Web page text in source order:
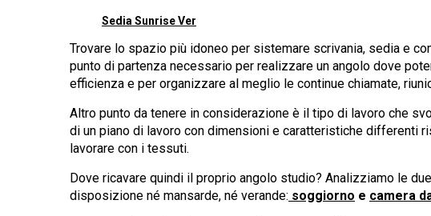
Sedia Sunrise Ver
Trovare lo spazio più idoneo per sistemare scrivania, sedia e
punto di partenza necessario per realizzare un angolo dove
efficienza e per organizzare al meglio le continue chiamate,
Altro punto da tenere in considerazione è il tipo di lavoro che
di un piano di lavoro con dimensioni e caratteristiche differenti
lavorare con i tessuti.
Dove ricavare quindi il proprio angolo studio? Analizziamo le
disposizione né mansarde, né verande: soggiorno e camera